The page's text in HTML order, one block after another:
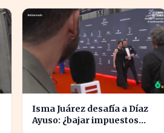
Isma Juárez desafía a Díaz
Ayuso: ¿bajar impuestos